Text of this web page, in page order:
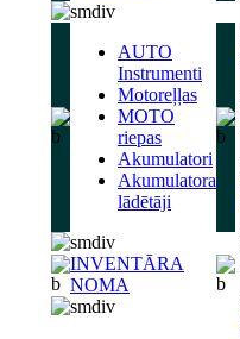
AUTO
Instrumenti
Motoreļļas
MOTO
riepas
Akumulatori
Akumulatora
lādētāji
INVENTĀRA
NOMA